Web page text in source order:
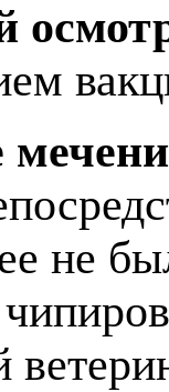
не